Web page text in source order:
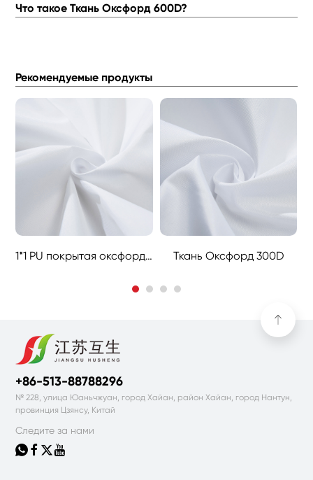
Что такое Ткань Оксфорд 600D?
Рекомендуемые продукты
1*1 PU покрытая оксфордская ткань Ткань Оксфорд 300D
+86-513-88788296
№ 228, улица Юаньчжуан, город Хайан, район Хайан, город Нантун,
провинция Цзянсу, Китай
Следите за нами
  